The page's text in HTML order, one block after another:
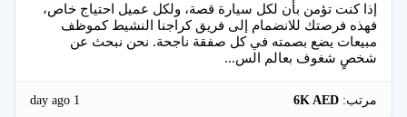
إذا كنت تؤمن بأن لكل سيارة قصة، ولكل عميل احتياج خاص،
فهذه فرصتك للانضمام إلى فريق كراجنا النشيط كموظف
مبيعات يضع بصمته في كل صفقة ناجحة. نحن نبحث عن
شخصٍ شغوف بعالم الس...
مرتب: 1 day ago